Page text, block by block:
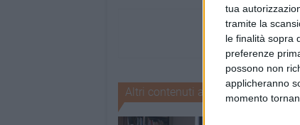
tua
tramite la
le finalità sopra
preferenze
possono non
applicheranno
momento
Altri contenuti a tema